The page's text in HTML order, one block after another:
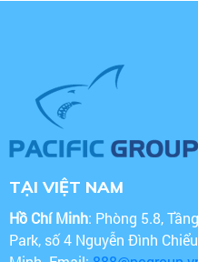
TẠI VIỆT NAM
Hồ Chí Minh: Phòng 5.8,
Park, số 4 Nguyễn Đình